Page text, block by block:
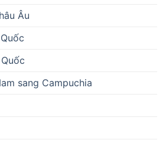
Âu
sang Campuchia